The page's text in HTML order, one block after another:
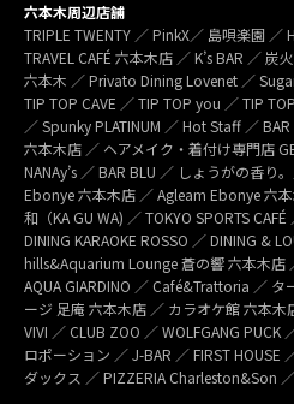
六本木周辺店舗
TRIPLE TWENTY ／ PinkX／ 島唄楽園
TRAVEL CAFÉ 六本木店 ／ K’s BAR ／
六本木 ／ Privato Dining Lovenet ／
TIP TOP CAVE ／ TIP TOP you ／ TIP
／ Spunky PLATINUM ／ Hot Staff ／
六本木店 ／ ヘアメイク・着付け専門店
NANAy’s ／ BAR BLU ／ しょうがの香り
Ebonye 六本木店 ／ Agleam Ebonye 六本
和（KA GU WA) ／ TOKYO SPORTS
DINING KARAOKE ROSSO ／ DINING &
hills&Aquarium Lounge 蒼の響 六本木
AQUA GIARDINO ／ Café&Trattoria ／
ージ 足庵 六本木店 ／ カラオケ館 六本
VIVI ／ CLUB ZOO ／ WOLFGANG PUCK
ロポーション ／ J-BAR ／ FIRST HOUSE
ダックス ／ PIZZERIA Charleston&Son ／